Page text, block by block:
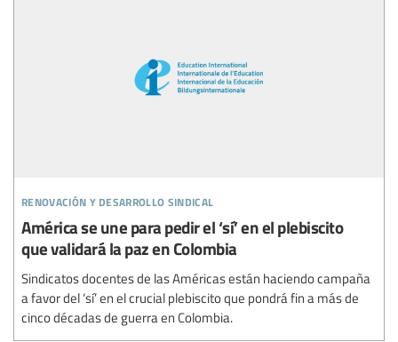
renovación y desarrollo sindical
América se une para pedir el ‘sí’ en el plebiscito
que validará la paz en Colombia
Sindicatos docentes de las Américas están haciendo campaña
a favor del ‘sí’ en el crucial plebiscito que pondrá fin a más de
cinco décadas de guerra en Colombia.